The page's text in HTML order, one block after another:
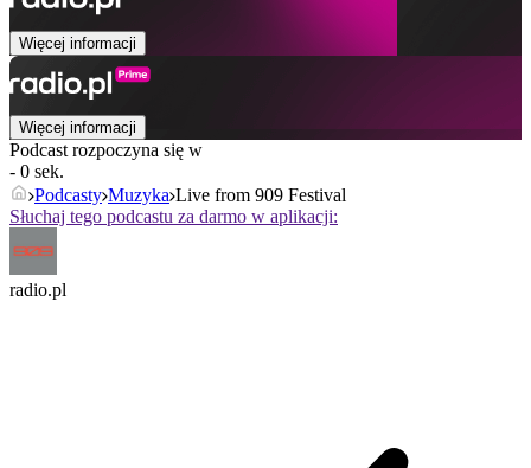
Więcej informacji
Więcej informacji
Podcast rozpoczyna się w
- 0 sek.
Podcasty Muzyka Live from 909 Festival
Słuchaj tego podcastu za darmo w aplikacji:
radio.pl